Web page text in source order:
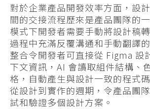
對於企業產品開發效率方面，設
間的交接流程歷來是產品團隊的
模式下開發者需要手動將設計稿
過程中充滿反覆溝通和手動翻譯
整合令開發者可直接從 Figma 設
下文資訊，AI 會讀取組件結構、
格，自動產生與設計一致的程式
從設計到實作的週期，令產品團
試和驗證多個設計方案。